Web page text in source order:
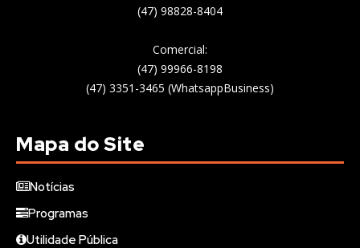
(47) 98828-8404
Comercial:
(47) 99966-8198
(47) 3351-3465 (WhatsappBusiness)
Mapa do Site
Notícias
Programas
Utilidade Pública